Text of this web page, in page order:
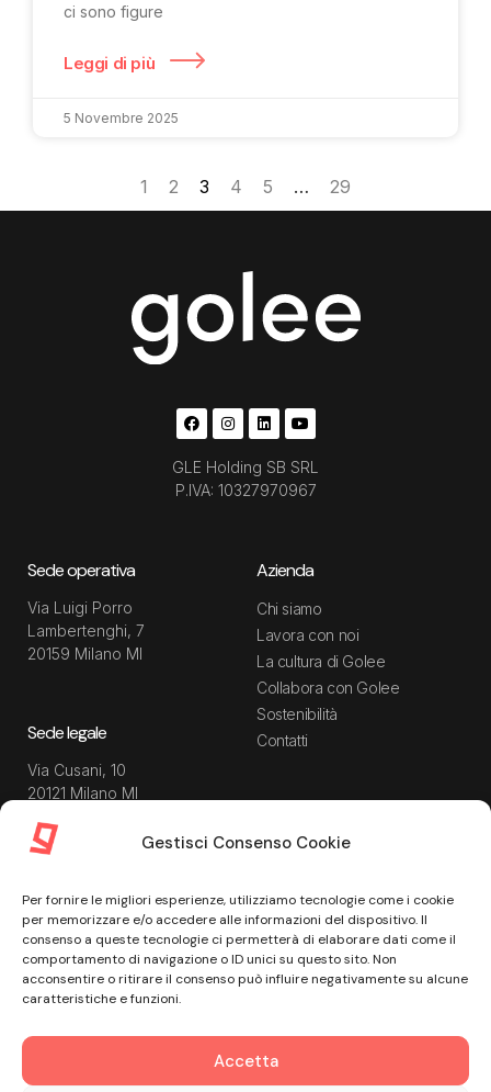
Gestisci Consenso Cookie
Per fornire le migliori esperienze, utilizziamo tecnologie come i cookie
per memorizzare e/o accedere alle informazioni del dispositivo. Il
consenso a queste tecnologie ci permetterà di elaborare dati come il
comportamento di navigazione o ID unici su questo sito. Non
acconsentire o ritirare il consenso può influire negativamente su alcune
caratteristiche e funzioni.
Accetta
ci sono figure
Leggi di più
5 Novembre 2025
1 2 3 4 5 … 29
GLE Holding SB SRL
P.IVA: 10327970967
Sede operativa
Via Luigi Porro
Lambertenghi, 7
20159 Milano MI
Sede legale
Via Cusani, 10
20121 Milano MI
Azienda
Chi siamo
Lavora con noi
La cultura di Golee
Collabora con Golee
Sostenibilità
Contatti
Blog
Guide
Modulistica
Webinar
Centro assistenza
Privacy Policy
Data Processing Agreement
Termini e condizioni di
servizio
Informativa Privacy Recruiting
Cookie Policy